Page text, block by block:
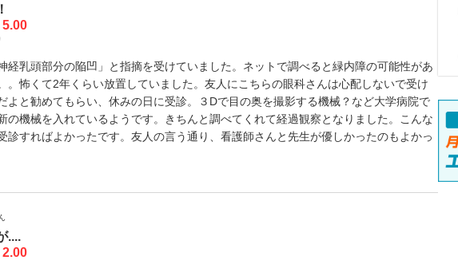
5.00
経乳頭部分の陥凹」と指摘を受けていました。ネットで調べると緑内障の可能性があ
。怖くて2年くらい放置していました。友人にこちらの眼科さんは心配しないで受け
よと勧めてもらい、休みの日に受診。３Dで目の奥を撮影する機械？など大学病院で
の機械を入れているようです。きちんと調べてくれて経過観察となりました。こんな
診すればよかったです。友人の言う通り、看護師さんと先生が優しかったのもよかっ
....
2.00